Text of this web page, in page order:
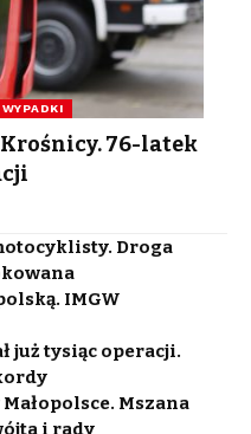
WYPADKI
76-latek
Droga
IMGW
już tysiąc operacji.
Mszana
i rady